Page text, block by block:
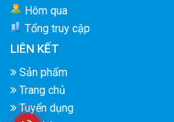
Hôm qua
Tổng truy cập
LIÊN KẾT
Sản phẩm
Trang chủ
Tuyển dụng